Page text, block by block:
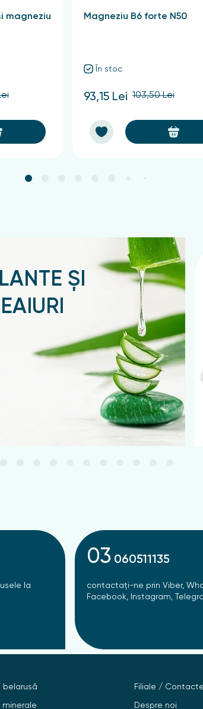
magneziu Magneziu B6 forte N50
În stoc
93,15 Lei 103,50 Lei
ȘI
la
03 060511135
contactați-ne prin Viber,
Facebook, Instagram,
belarusă
minerale
Filiale / Contacte
Despre noi